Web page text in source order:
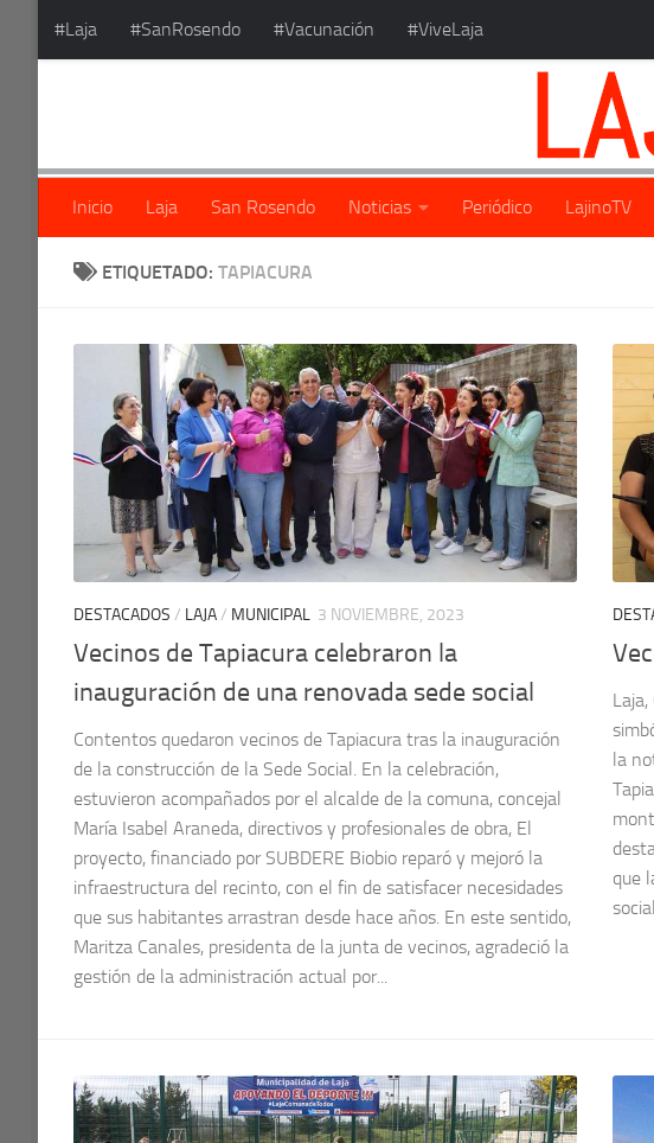
Saltar al contenido
#Laja #SanRosendo #Vacunación #ViveLaja
Inicio Laja San Rosendo Noticias Periódico LajinoTV
ETIQUETADO: TAPIACURA
DESTACADOS / LAJA/ MUNICIPAL 3 NOVIEMBRE, 2023
Vecinos de Tapiacura celebraron la
inauguración de una renovada sede social
Contentos quedaron vecinos de Tapiacura tras la inauguración
de la construcción de la Sede Social. En la celebración,
estuvieron acompañados por el alcalde de la comuna, concejal
María Isabel Araneda, directivos y profesionales de obra, El
proyecto, financiado por SUBDERE Biobio reparó y mejoró la
infraestructura del recinto, con el fin de satisfacer necesidades
que sus habitantes arrastran desde hace años. En este sentido,
Maritza Canales, presidenta de la junta de vecinos, agradeció la
gestión de la administración actual por...
la
que